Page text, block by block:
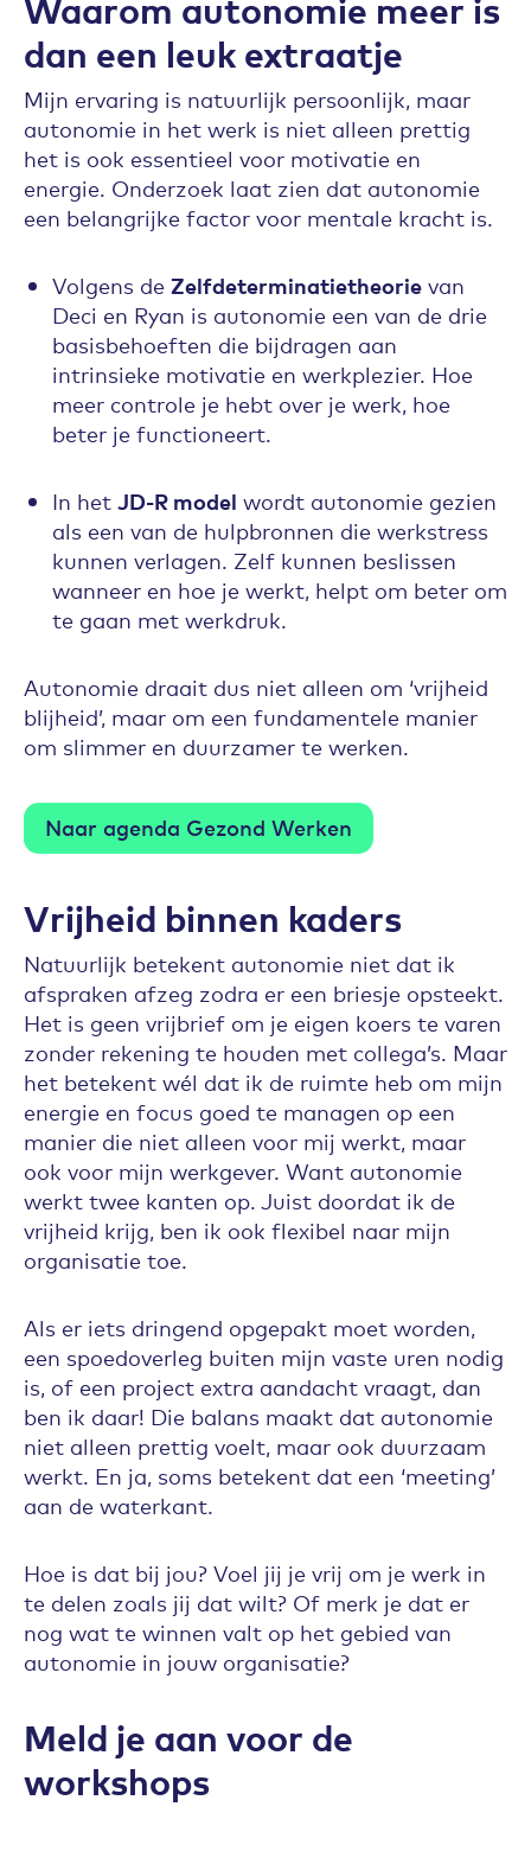
dan een leuk extraatje
Mijn ervaring is natuurlijk persoonlijk, maar
autonomie in het werk is niet alleen prettig
het is ook essentieel voor motivatie en
energie. Onderzoek laat zien dat autonomie
een belangrijke factor voor mentale kracht is.
Volgens de Zelfdeterminatietheorie van
Deci en Ryan is autonomie een van de drie
basisbehoeften die bijdragen aan
intrinsieke motivatie en werkplezier. Hoe
meer controle je hebt over je werk, hoe
beter je functioneert.
In het JD-R model wordt autonomie gezien
als een van de hulpbronnen die werkstress
kunnen verlagen. Zelf kunnen beslissen
wanneer en hoe je werkt, helpt om beter om
te gaan met werkdruk.
Autonomie draait dus niet alleen om ‘vrijheid
blijheid’, maar om een fundamentele manier
om slimmer en duurzamer te werken.
Naar agenda Gezond Werken
Vrijheid binnen kaders
Natuurlijk betekent autonomie niet dat ik
afspraken afzeg zodra er een briesje opsteekt.
Het is geen vrijbrief om je eigen koers te varen
zonder rekening te houden met collega’s. Maar
het betekent wél dat ik de ruimte heb om mijn
energie en focus goed te managen op een
manier die niet alleen voor mij werkt, maar
ook voor mijn werkgever. Want autonomie
werkt twee kanten op. Juist doordat ik de
vrijheid krijg, ben ik ook flexibel naar mijn
organisatie toe.
Als er iets dringend opgepakt moet worden,
een spoedoverleg buiten mijn vaste uren nodig
is, of een project extra aandacht vraagt, dan
ben ik daar! Die balans maakt dat autonomie
niet alleen prettig voelt, maar ook duurzaam
werkt. En ja, soms betekent dat een ‘meeting’
aan de waterkant.
Hoe is dat bij jou? Voel jij je vrij om je werk in
te delen zoals jij dat wilt? Of merk je dat er
nog wat te winnen valt op het gebied van
autonomie in jouw organisatie?
Meld je aan voor de
workshops